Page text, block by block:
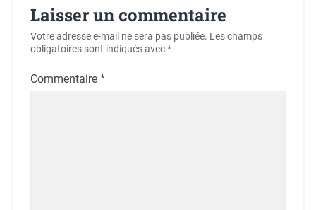
Laisser un commentaire
Votre adresse e-mail ne sera pas publiée. Les champs
obligatoires sont indiqués avec*
Commentaire *